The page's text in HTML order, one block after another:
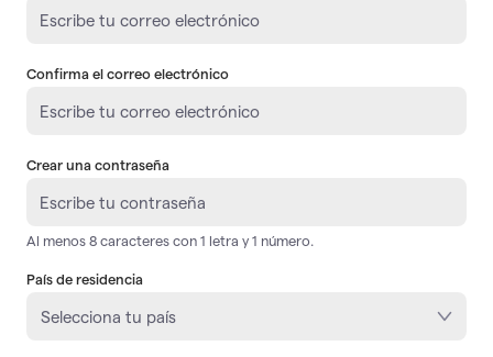
Confirma el correo electrónico
Crear una contraseña
Al menos 8 caracteres con 1 letra y 1 número.
País de residencia